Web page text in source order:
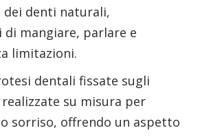
dei denti naturali,
mangiare, parlare e
limitazioni.
dentali fissate sugli
su misura per
sorriso, offrendo un aspetto